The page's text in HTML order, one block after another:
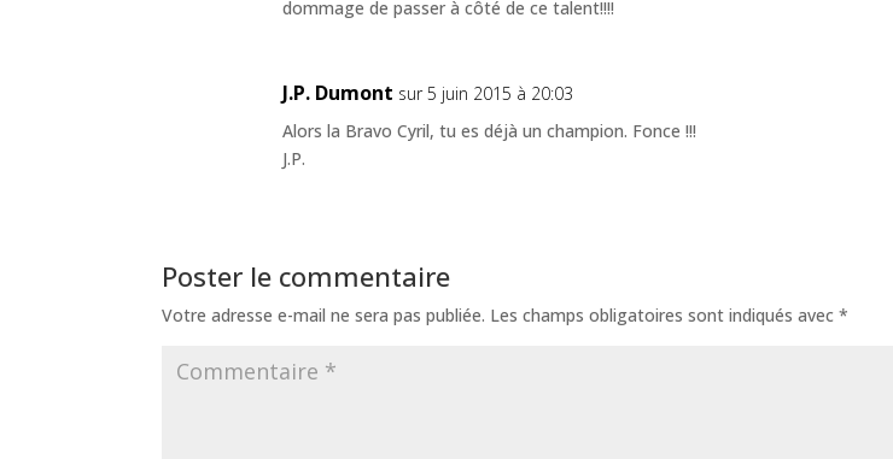
dommage de passer à côté de ce talent!!!!
J.P. Dumont sur 5 juin 2015 à 20:03
Alors la Bravo Cyril, tu es déjà un champion. Fonce !!!
J.P.
Poster le commentaire
Votre adresse e-mail ne sera pas publiée. Les champs obligatoires sont indiqués avec*